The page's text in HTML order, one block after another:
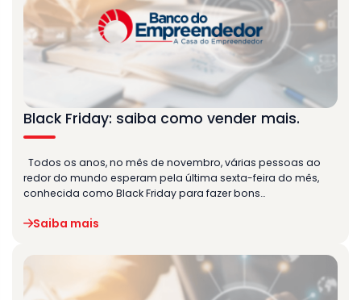
Black Friday: saiba como vender mais.
Todos os anos, no mês de novembro, várias pessoas ao
redor do mundo esperam pela última sexta-feira do mês,
conhecida como Black Friday para fazer bons…
Saiba mais